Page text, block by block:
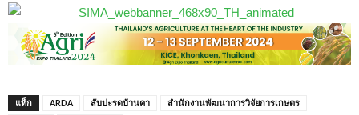
แท็ก ARDA สับปะรดบ้านคา
สำนักงานพัฒนาการวิจัยการเกษตร